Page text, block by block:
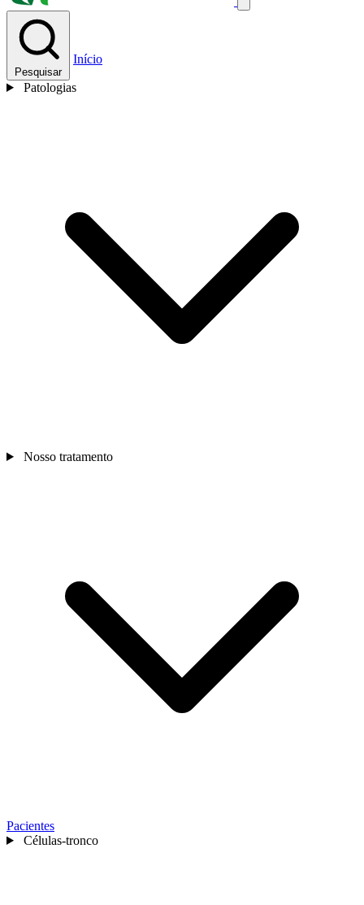
Pesquisar
Início
Patologias
Nosso tratamento
Pacientes
Células-tronco